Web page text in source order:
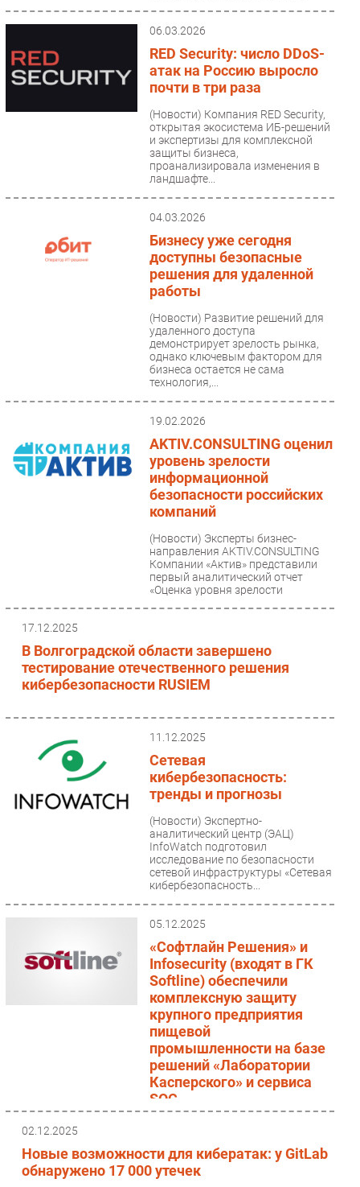
06.03.2026
RED Security: число DDoS-
атак на Россию выросло
почти в три раза
(Новости) Компания RED Security,
открытая экосистема ИБ-решений
и экспертизы для комплексной
защиты бизнеса,
проанализировала изменения в
ландшафте...
04.03.2026
Бизнесу уже сегодня
доступны безопасные
решения для удаленной
работы
(Новости) Развитие решений для
удаленного доступа
демонстрирует зрелость рынка,
однако ключевым фактором для
бизнеса остается не сама
технология,...
19.02.2026
AKTIV.CONSULTING оценил
уровень зрелости
информационной
безопасности российских
компаний
(Новости) Эксперты бизнес-
направления AKTIV.CONSULTING
Компании «Актив» представили
первый аналитический отчет
«Оценка уровня зрелости
17.12.2025
В Волгоградской области завершено
тестирование отечественного решения
кибербезопасности RUSIEM
11.12.2025
Сетевая
кибербезопасность:
тренды и прогнозы
(Новости) Экспертно-
аналитический центр (ЭАЦ)
InfoWatch подготовил
исследование по безопасности
сетевой инфраструктуры «Сетевая
кибербезопасность...
05.12.2025
«Софтлайн Решения» и
Infosecurity (входят в ГК
Softline) обеспечили
комплексную защиту
крупного предприятия
пищевой
промышленности на базе
решений «Лаборатории
Касперского» и сервиса
SOC
технологический холдинг с
фокусом на инновации,
реализовала проект по усилению
02.12.2025
Новые возможности для кибератак: у GitLab
обнаружено 17 000 утечек